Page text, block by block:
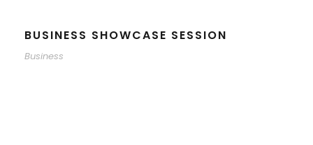
BUSINESS SHOWCASE SESSION
Business